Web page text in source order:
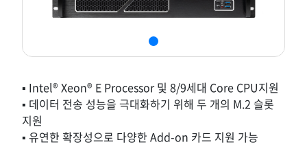
▪ Intel® Xeon® E Processor 및 8/9세대 Core CPU지원
▪ 데이터 전송 성능을 극대화하기 위해 두 개의 M.2 슬롯
지원
▪ 유연한 확장성으로 다양한 Add-on 카드 지원 가능